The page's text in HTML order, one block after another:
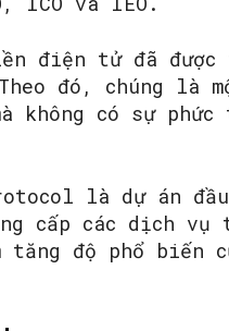
điện tử đã
đó, chúng là
không có sự phức
là dự án
cấp các dịch
độ phổ biến